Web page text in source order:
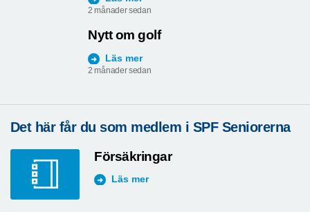
2 månader sedan
Nytt om golf
Läs mer
2 månader sedan
Det här får du som medlem i SPF Seniorerna
Försäkringar
Läs mer